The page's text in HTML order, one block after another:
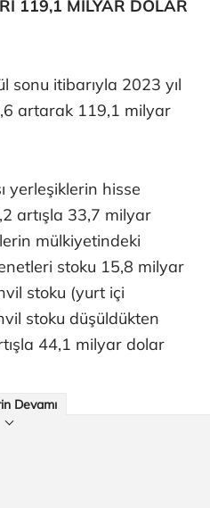
119,1 MİLYAR DOLAR
sonu itibarıyla 2023 yıl
artarak 119,1 milyar
yerleşiklerin hisse
artışla 33,7 milyar
mülkiyetindeki
stoku 15,8 milyar
stoku (yurt içi
stoku düşüldükten
44,1 milyar dolar
Devamı